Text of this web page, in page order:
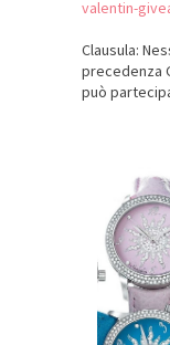
valentin-
Clausula:
precedenza
può